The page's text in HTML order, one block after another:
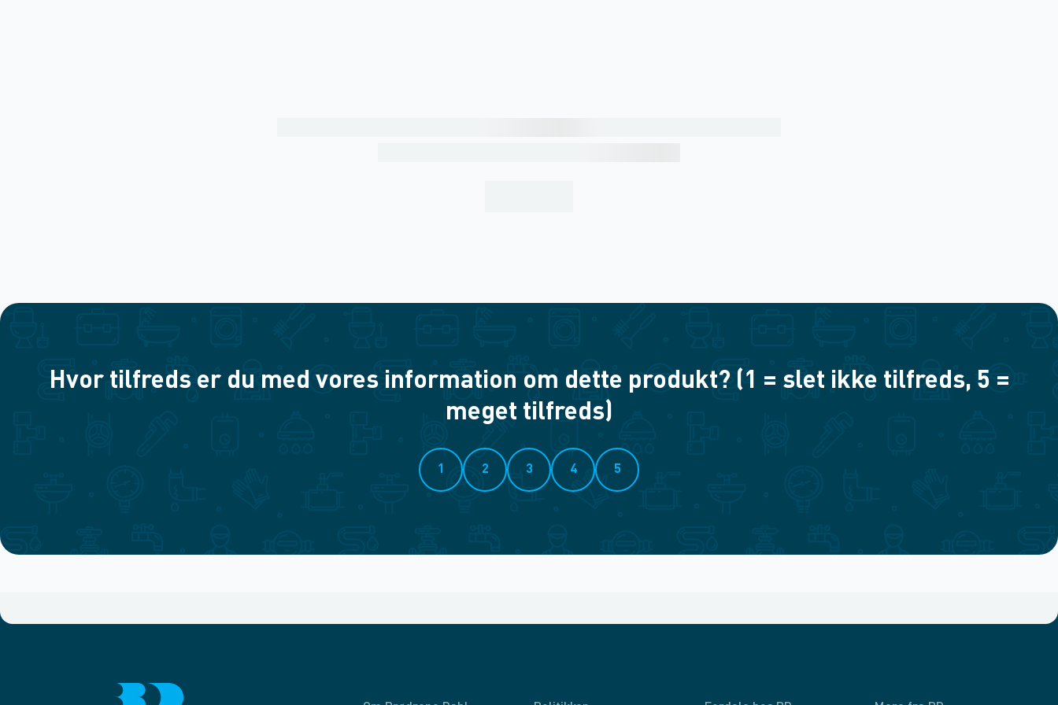
Hvor tilfreds er du med vores information om dette produkt? (1 = slet ikke tilfreds, 5 =
meget tilfreds)
1 2 3 4 5